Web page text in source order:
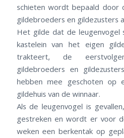
schieten wordt bepaald door
gildebroeders en gildezusters
Het gilde dat de leugenvogel
kastelein van het eigen
trakteert, de
gildebroeders en
hebben mee geschoten
gildehuis van de winnaar.
Als de leugenvogel is
gestreken en wordt er voor
weken een berkentak op